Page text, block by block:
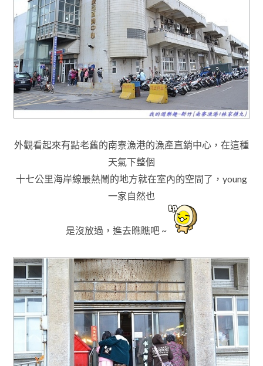
外觀看起來有點老舊的南寮漁港的漁產直銷中心，在這種
天氣下整個
十七公里海岸線最熱鬧的地方就在室內的空間了 ，young
一家自然也
是沒放過 ，進去瞧瞧吧 ~